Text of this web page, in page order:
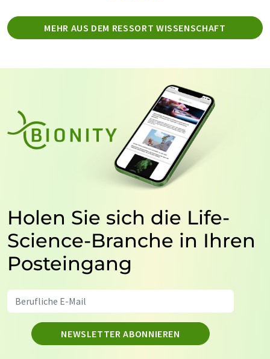
MEHR AUS DEM RESSORT WISSENSCHAFT
Holen Sie sich die Life-
Science-Branche in Ihren
Posteingang
NEWSLETTER ABONNIEREN